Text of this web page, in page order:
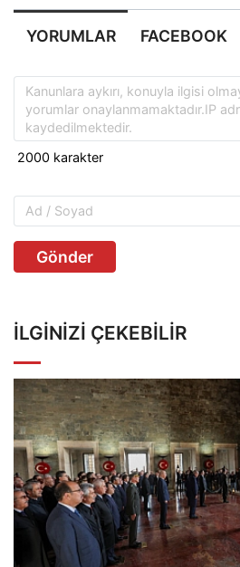
YORUMLAR FACEBOOK
Gönder
İLGINIZI ÇEKEBILIR